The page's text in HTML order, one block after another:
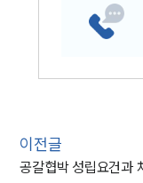
이전글
공갈협박 성립요건과